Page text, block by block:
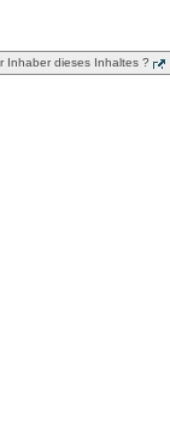
Inhaber dieses Inhaltes ?